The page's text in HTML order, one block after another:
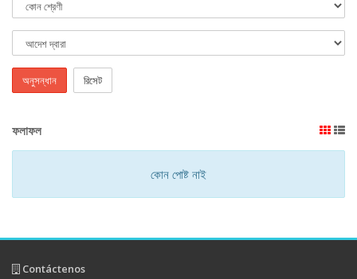
অনুসন্ধান রিসেট
ফলাফল
কোন পোষ্ট নাই
Contáctenos